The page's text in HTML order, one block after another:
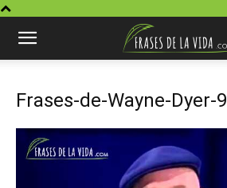
Frases-de-Wayne-Dyer-9